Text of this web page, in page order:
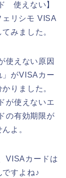
使えない】
リシモ VISA
みました。
使えない原因
」がVISAカー
りました。
が使えないエ
の有効期限が
よ。
VISAカードは
すよね♪